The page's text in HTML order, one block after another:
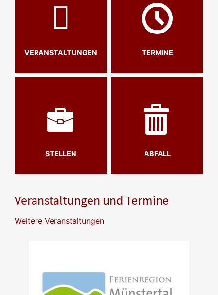
VERANSTALTUNGEN TERMINE
STELLEN ABFALL
Veranstaltungen und Termine
Weitere Veranstaltungen